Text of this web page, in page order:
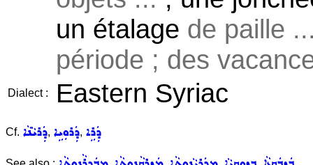
un étalage de paille
période ; des
Dialect : Eastern Syriac
Cf. ܕܲܪܝܵܢܵܐ, ܕܲܪܘܼܝܹܐ, ܕܲܪܹܐ